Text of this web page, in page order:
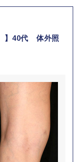
】40代 体外照